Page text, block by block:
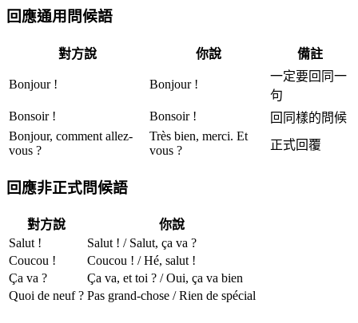
回應通用問候語
對方說 你說 備註
Bonjour ! Bonjour !
一定要回同一
句
Bonsoir !
Bonsoir !
回同樣的問候
Bonjour, comment allez-
vous ?
Très bien, merci. Et
vous ?
正式回覆
回應非正式問候語
對方說
你說
Salut !
Salut ! / Salut, ça va ?
Coucou !
Coucou ! / Hé, salut !
Ça va ?
Ça va, et toi ? / Oui, ça va bien
Quoi de neuf ? Pas grand-chose / Rien de spécial